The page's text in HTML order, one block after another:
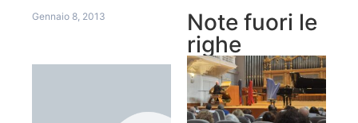
Gennaio 8, 2013
Note fuori le
righe